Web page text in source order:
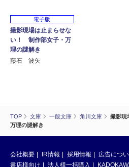
TOP 文庫 一般文庫 角川文庫
撮影現
万理の謎解き
電子版
撮影現場は止まらせな
い！ 制作部女子・万
理の謎解き
藤石 波矢
会社概要 IR情報 採用情報 広告につ
書店様向け
法人様一括購入